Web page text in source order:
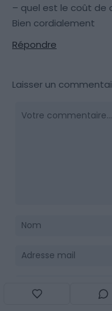
– quel est le coût de
Bien cordialement
Répondre
Laisser un